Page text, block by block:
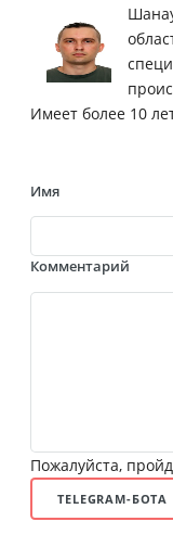
Имеет более 10
Имя
Комментарий
Пожалуйста,
TELEGRAM-БОТА